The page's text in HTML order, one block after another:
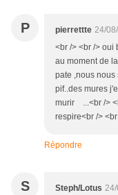
P pierrettte 24/
<br /> <br /> oui
au moment de
pate ,nous nous
pif..des mures
murir ...<br />
respire<br />
Répondre
S Steph/Lotus 24/